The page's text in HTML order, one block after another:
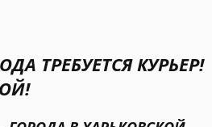
ТРЕБУЕТСЯ КУРЬЕР!